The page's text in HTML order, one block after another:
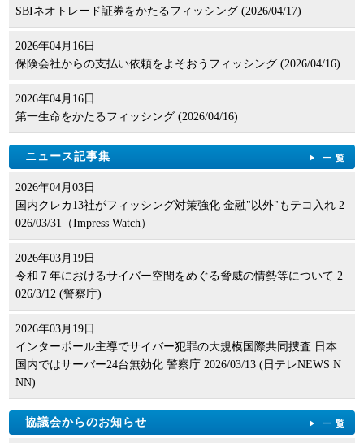
SBIネオトレード証券をかたるフィッシング (2026/04/17)
2026年04月16日
保険会社からの支払い依頼をよそおうフィッシング (2026/04/16)
2026年04月16日
第一生命をかたるフィッシング (2026/04/16)
ニュース記事集 一覧
2026年04月03日
国内クレカ13社がフィッシング対策強化 金融"以外"もテコ入れ 2
026/03/31（Impress Watch）
2026年03月19日
令和７年におけるサイバー空間をめぐる脅威の情勢等について 2
026/3/12 (警察庁)
2026年03月19日
インターポール主導でサイバー犯罪の大規模国際共同捜査 日本
国内ではサーバー24台無効化 警察庁 2026/03/13 (日テレNEWS N
NN)
協議会からのお知らせ 一覧